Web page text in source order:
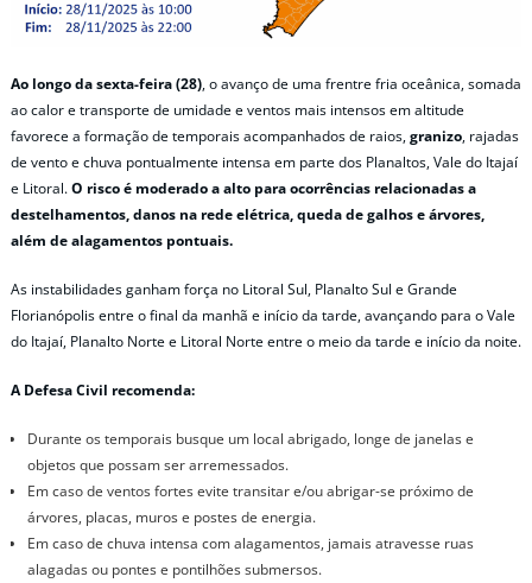
Ao longo da sexta-feira (28), o avanço de uma frentre fria oceânica, somada
ao calor e transporte de umidade e ventos mais intensos em altitude
favorece a formação de temporais acompanhados de raios,granizo, rajadas
de vento e chuva pontualmente intensa em parte dos Planaltos, Vale do Itajaí
e Litoral.O risco é moderado a alto para ocorrências relacionadas a
destelhamentos, danos na rede elétrica, queda de galhos e árvores,
além de alagamentos pontuais.
As instabilidades ganham força no Litoral Sul, Planalto Sul e Grande
Florianópolis entre o final da manhã e início da tarde, avançando para o Vale
do Itajaí, Planalto Norte e Litoral Norte entre o meio da tarde e início da noite.
A Defesa Civil recomenda:
Durante os temporais busque um local abrigado, longe de janelas e
objetos que possam ser arremessados.
Em caso de ventos fortes evite transitar e/ou abrigar-se próximo de
árvores, placas, muros e postes de energia.
Em caso de chuva intensa com alagamentos, jamais atravesse ruas
alagadas ou pontes e pontilhões submersos.